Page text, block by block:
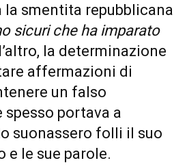
la smentita repubblicana
sicuri che ha imparato
la determinazione
affermazioni di
un falso
portava a
suonassero folli il suo
e le sue parole.